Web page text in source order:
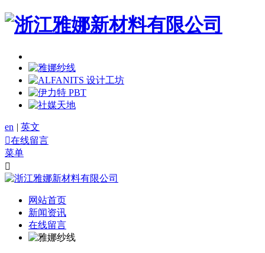
en | 英文
在线留言
菜单

网站首页
新闻资讯
在线留言